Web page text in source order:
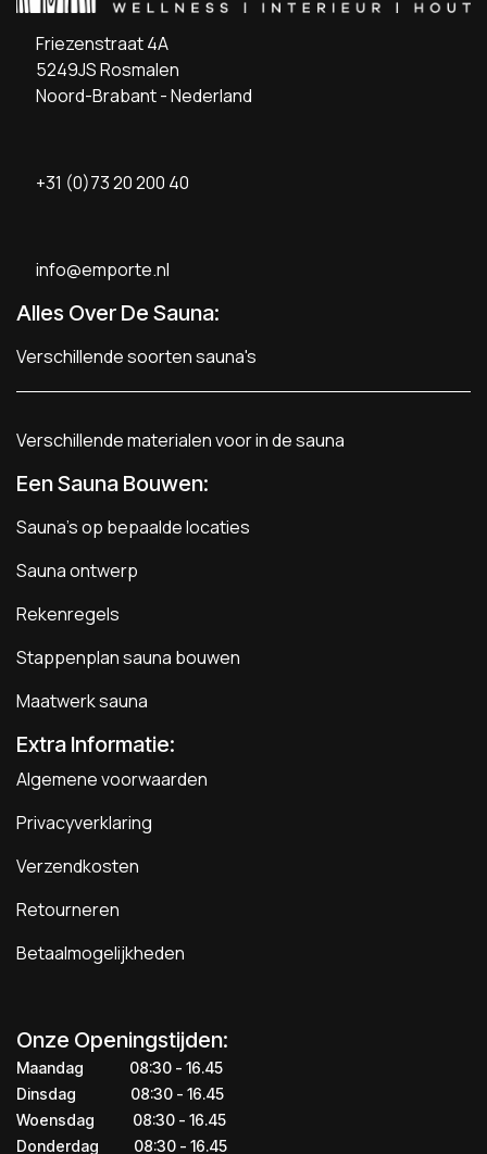
Friezenstraat 4A
5249JS Rosmalen
Noord-Brabant - Nederland
+31 (0)73 20 200 40
info@emporte.nl
Alles Over De Sauna:
Verschillende soorten sauna's
Verschillende materialen voor in de sauna
Een Sauna Bouwen:
Sauna's op bepaalde locaties
Sauna ontwerp
Rekenregels
Stappenplan sauna bouwen
Maatwerk sauna
Extra Informatie:
Algemene voorwaarden
Privacyverklaring
Verzendkosten
Retourneren
Betaalmogelijkheden
Onze Openingstijden:
Maandag
​​​08:30 - 16.45​
Dinsdag
​​​​08:30 - 16.45
Woensdag
​08:30 - 16.45
Donderdag
​​​​​08:30 - 16.45